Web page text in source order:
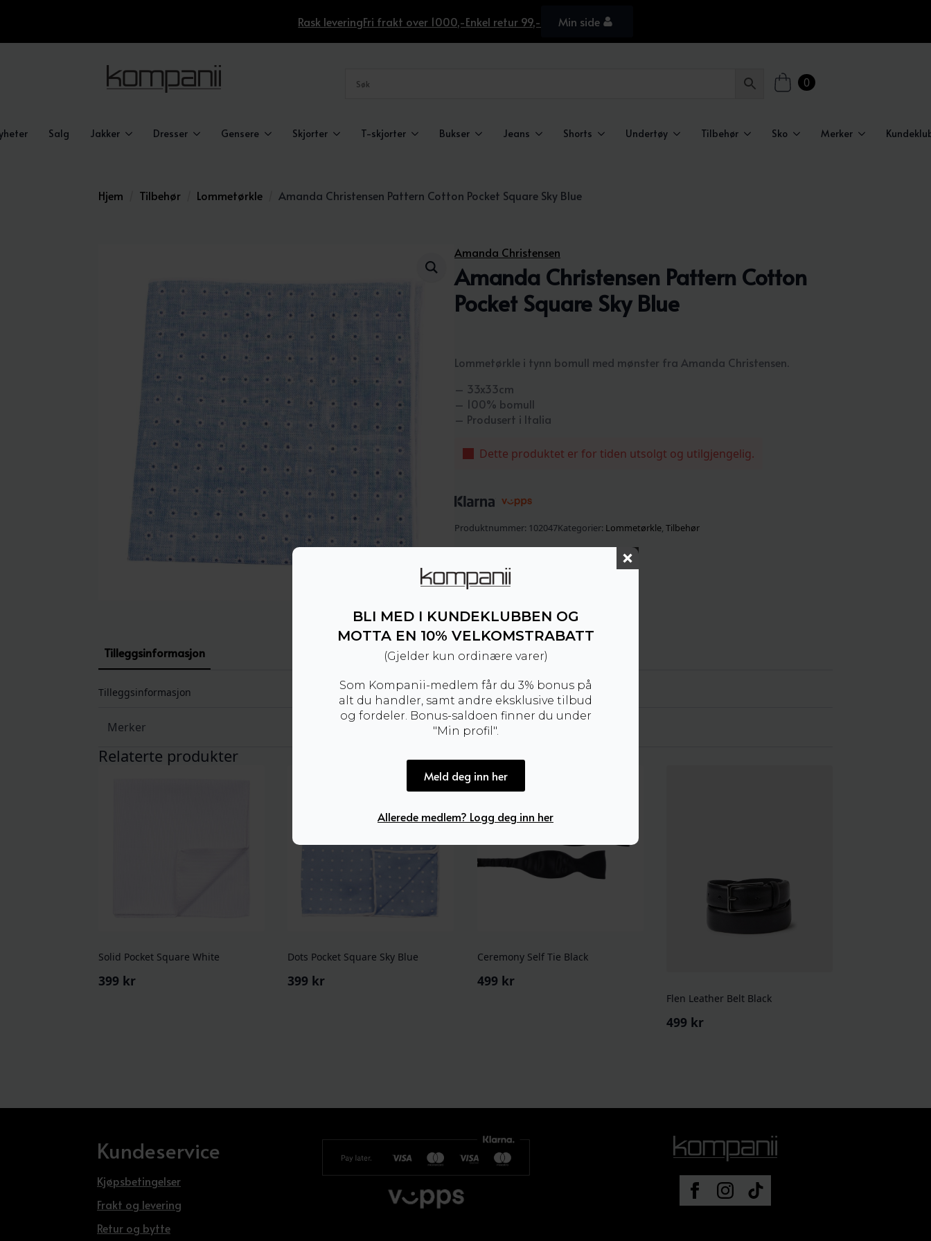
Rask leveringFri frakt over 1000,-Enkel retur 99,- Min side
0
Salg Jakker Dresser Gensere Skjorter T-skjorter Bukser Jeans Shorts Undertøy Tilbehør Sko Merker
Hjem Tilbehør Lommetørkle Amanda Christensen Pattern Cotton Pocket Square Sky Blue
Amanda Christensen
Amanda Christensen Pattern Cotton
Pocket Square Sky Blue
Lommetørkle i tynn bomull med mønster fra Amanda Christensen.
– 33x33cm
– 100% bomull
– Produsert i Italia
Dette produktet er for tiden utsolgt og utilgjengelig.
Produktnummer: 102047Kategorier: Lommetørkle, Tilbehør
Tilleggsinformasjon
Tilleggsinformasjon
Merker Amanda Christensen
Relaterte produkter
Solid Pocket Square White
399 kr
Dots Pocket Square Sky Blue
399 kr
Ceremony Self Tie Black
499 kr
Flen Leather Belt Black
499 kr
Kundeservice
Kjøpsbetingelser
Frakt og levering
Retur og bytte
BLI MED I KUNDEKLUBBEN OG
MOTTA EN 10% VELKOMSTRABATT
(Gjelder kun ordinære varer)
Som Kompanii-medlem får du 3% bonus på
alt du handler, samt andre eksklusive tilbud
og fordeler. Bonus-saldoen finner du under
"Min profil".
Meld deg inn her
Allerede medlem? Logg deg inn her